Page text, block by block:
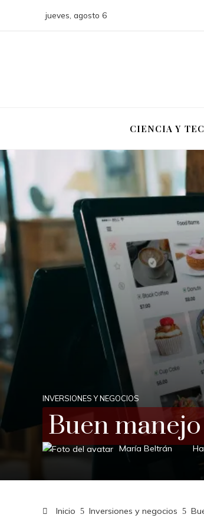
jueves, agosto 6
CIENCIA Y
INVERSIONES Y NEGOCIOS
Buen
María Beltrán
Inicio Inversiones y negocios